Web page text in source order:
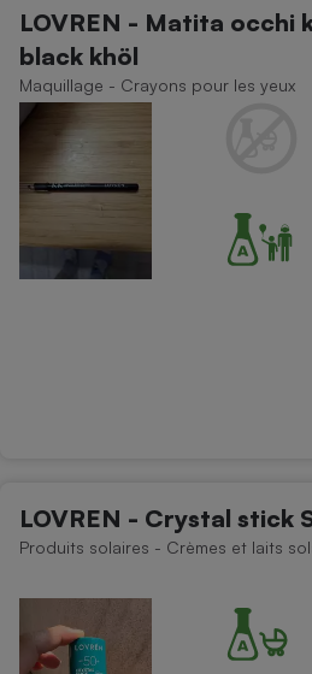
LOVREN - Matita occhi
black khöl
Maquillage - Crayons pour les yeux
LOVREN - Crystal stick
Produits solaires - Crèmes et laits